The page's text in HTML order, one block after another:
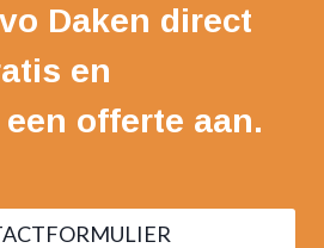
Daken direct
en
offerte aan.